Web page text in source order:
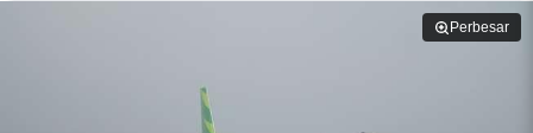
Perbesar